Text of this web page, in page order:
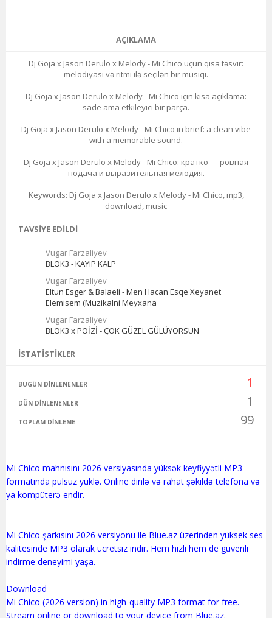
AÇIKLAMA
Dj Goja x Jason Derulo x Melody - Mi Chico üçün qısa təsvir:
melodiyası və ritmi ilə seçilən bir musiqi.
Dj Goja x Jason Derulo x Melody - Mi Chico için kısa açıklama:
sade ama etkileyici bir parça.
Dj Goja x Jason Derulo x Melody - Mi Chico in brief: a clean vibe
with a memorable sound.
Dj Goja x Jason Derulo x Melody - Mi Chico: кратко — ровная
подача и выразительная мелодия.
Keywords: Dj Goja x Jason Derulo x Melody - Mi Chico, mp3,
download, music
TAVSIYE EDILDI
Vugar Farzaliyev
BLOK3 - KAYIP KALP
Vugar Farzaliyev
Eltun Esger & Balaeli - Men Hacan Esqe Xeyanet
Elemisem (Muzikalni Meyxana
Vugar Farzaliyev
BLOK3 x POİZİ - ÇOK GÜZEL GÜLÜYORSUN
İSTATISTIKLER
BUGÜN DINLENENLER 1
DÜN DINLENENLER 1
TOPLAM DINLEME 99
Mi Chico mahnısını 2026 versiyasında yüksək keyfiyyətli MP3
formatında pulsuz yüklə. Online dinlə və rahat şəkildə telefona və
ya kompüterə endir.
Mi Chico şarkısını 2026 versiyonu ile Blue.az üzerinden yüksek ses
kalitesinde MP3 olarak ücretsiz indir. Hem hızlı hem de güvenli
indirme deneyimi yaşa.
Download
Mi Chico (2026 version) in high-quality MP3 format for free.
Stream online or download to your device from Blue.az.